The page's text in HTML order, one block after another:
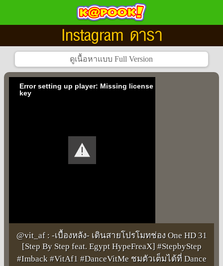
Instagram ดารา
Error setting up player: Missing license
key
@vit_af : -เบื้องหลัง- เดินสายโปรโมทช่อง One HD 31
[Step By Step feat. Egypt HypeFreaX] #StepbyStep
#Imback #VitAf1 #DanceVitMe ชมตัวเต็มได้ที่ Dance